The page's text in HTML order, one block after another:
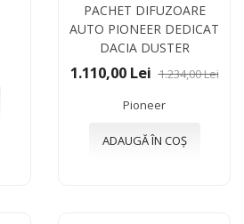
PACHET DIFUZOARE
AUTO PIONEER DEDICAT
DACIA DUSTER
1.110,00 Lei 1.234,00 Lei
Pioneer
ADAUGĂ ÎN COȘ